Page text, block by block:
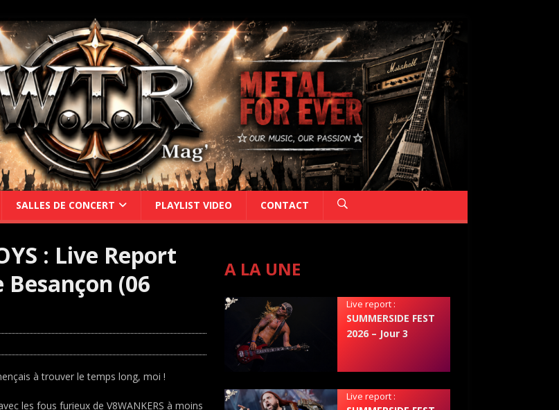
SALLES DE CONCERT PLAYLIST VIDEO CONTACT
: Live Report
(06
à trouver le temps long, moi !
les fous furieux de V8WANKERS à moins
A LA UNE
Live report :
SUMMERSIDE FEST
2026 – Jour 3
Live report :